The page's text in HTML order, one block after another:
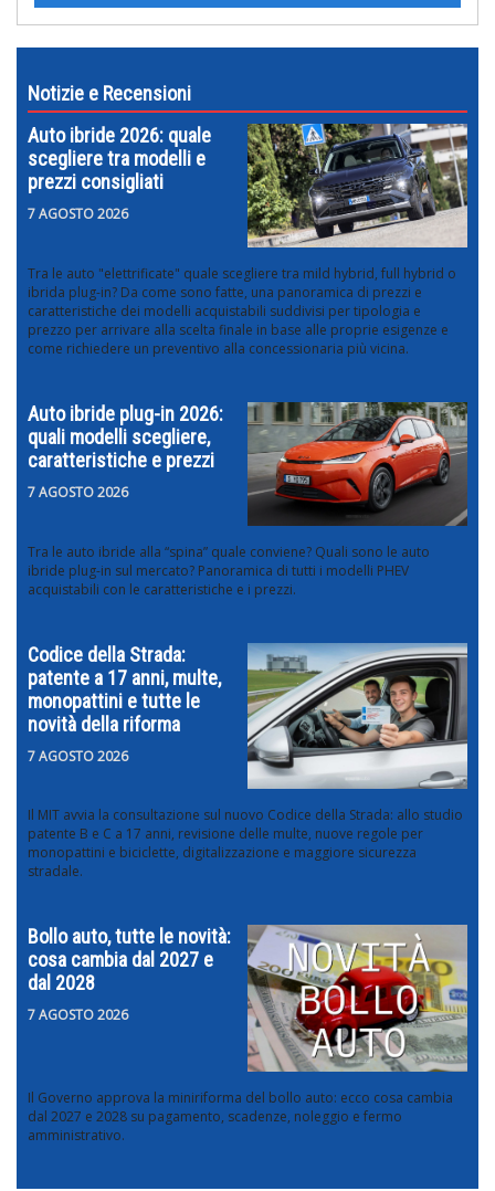
Notizie e Recensioni
Auto ibride 2026: quale
scegliere tra modelli e
prezzi consigliati
7 AGOSTO 2026
Tra le auto "elettrificate" quale scegliere tra mild hybrid, full hybrid o
ibrida plug-in? Da come sono fatte, una panoramica di prezzi e
caratteristiche dei modelli acquistabili suddivisi per tipologia e
prezzo per arrivare alla scelta finale in base alle proprie esigenze e
come richiedere un preventivo alla concessionaria più vicina.
Auto ibride plug-in 2026:
quali modelli scegliere,
caratteristiche e prezzi
7 AGOSTO 2026
Tra le auto ibride alla “spina” quale conviene? Quali sono le auto
ibride plug-in sul mercato? Panoramica di tutti i modelli PHEV
acquistabili con le caratteristiche e i prezzi.
Codice della Strada:
patente a 17 anni, multe,
monopattini e tutte le
novità della riforma
7 AGOSTO 2026
Il MIT avvia la consultazione sul nuovo Codice della Strada: allo studio
patente B e C a 17 anni, revisione delle multe, nuove regole per
monopattini e biciclette, digitalizzazione e maggiore sicurezza
stradale.
Bollo auto, tutte le novità:
cosa cambia dal 2027 e
dal 2028
7 AGOSTO 2026
Il Governo approva la miniriforma del bollo auto: ecco cosa cambia
dal 2027 e 2028 su pagamento, scadenze, noleggio e fermo
amministrativo.